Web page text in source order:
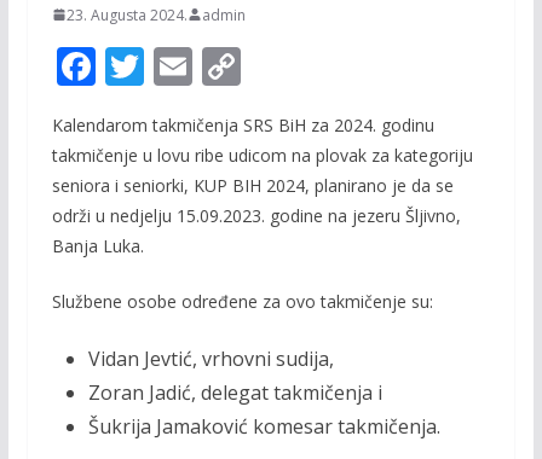
23. Augusta 2024. admin
F
ac
e
b
o
o
k
T
w
itt
er
E
m
ai
l
C
p
y
Li
k
Kalendarom takmičenja SRS BiH za 2024. godinu
takmičenje u lovu ribe udicom na plovak za kategoriju
seniora i seniorki, KUP BIH 2024, planirano je da se
održi u nedjelju 15.09.2023. godine na jezeru Šljivno,
Banja Luka.
Službene osobe određene za ovo takmičenje su:
Vidan Jevtić, vrhovni sudija,
Zoran Jadić, delegat takmičenja i
Šukrija Jamaković komesar takmičenja.